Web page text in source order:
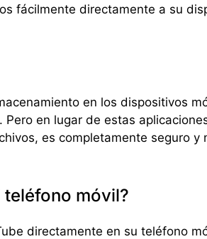
fácilmente directamente a su
en los dispositivos
en lugar de estas
es completamente seguro y
teléfono móvil?
directamente en su teléfono